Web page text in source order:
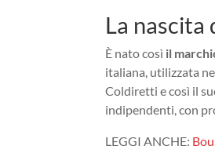
La nascita
È nato così il
italiana, utilizzata
Coldiretti e così il
indipendenti, con
LEGGI ANCHE: